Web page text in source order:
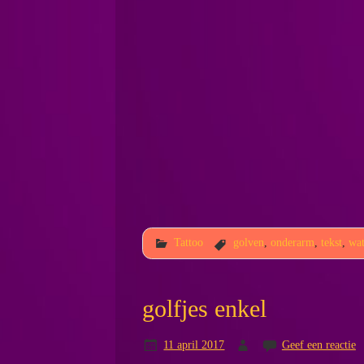
Tattoo golven ,onderarm ,tekst ,
golfjes enkel
11 april 2017 Geef een reactie